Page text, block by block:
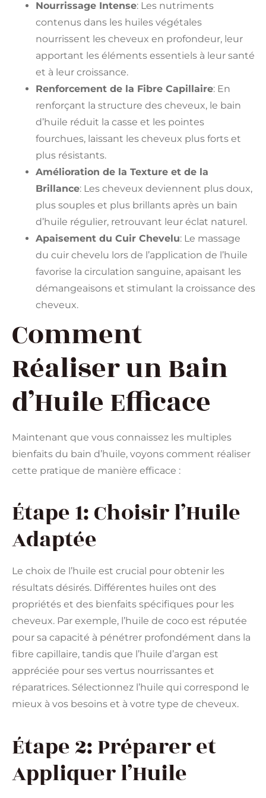
Nourrissage Intense: Les nutriments
contenus dans les huiles végétales
nourrissent les cheveux en profondeur, leur
apportant les éléments essentiels à leur santé
et à leur croissance.
Renforcement de la Fibre Capillaire: En
renforçant la structure des cheveux, le bain
d’huile réduit la casse et les pointes
fourchues, laissant les cheveux plus forts et
plus résistants.
Amélioration de la Texture et de la
Brillance: Les cheveux deviennent plus doux,
plus souples et plus brillants après un bain
d’huile régulier, retrouvant leur éclat naturel.
Apaisement du Cuir Chevelu: Le massage
du cuir chevelu lors de l’application de l’huile
favorise la circulation sanguine, apaisant les
démangeaisons et stimulant la croissance des
cheveux.
Comment
Réaliser un Bain
d’Huile Efficace
Maintenant que vous connaissez les multiples
bienfaits du bain d’huile, voyons comment réaliser
cette pratique de manière efficace :
Étape 1: Choisir l’Huile
Adaptée
Le choix de l’huile est crucial pour obtenir les
résultats désirés. Différentes huiles ont des
propriétés et des bienfaits spécifiques pour les
cheveux. Par exemple, l’huile de coco est réputée
pour sa capacité à pénétrer profondément dans la
fibre capillaire, tandis que l’huile d’argan est
appréciée pour ses vertus nourrissantes et
réparatrices. Sélectionnez l’huile qui correspond le
mieux à vos besoins et à votre type de cheveux.
Étape 2: Préparer et
Appliquer l’Huile